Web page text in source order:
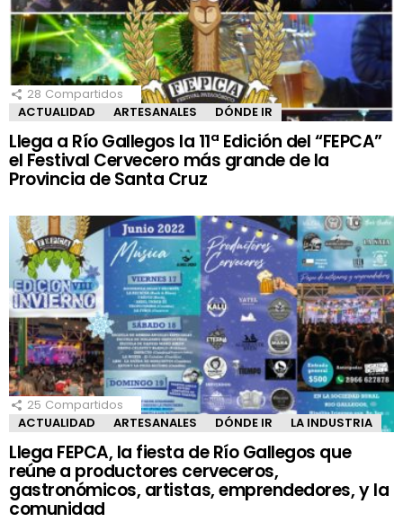
28 Compartidos
ACTUALIDAD
ARTESANALES DÓNDE IR
Llega a Río Gallegos la 11ª Edición del “FEPCA”
el Festival Cervecero más grande de la
Provincia de Santa Cruz
25 Compartidos
ACTUALIDAD
ARTESANALES DÓNDE IR LA INDUSTRIA
Llega FEPCA, la fiesta de Río Gallegos que
reúne a productores cerveceros,
gastronómicos, artistas, emprendedores, y la
comunidad